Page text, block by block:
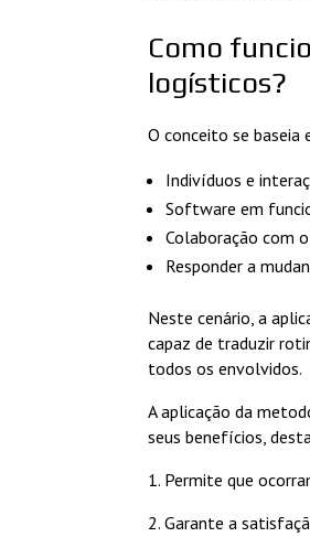
Como
logísticos?
O conceito se
Indivíduos e
Software em
Colaboração com
Responder a
Neste cenário, a
capaz de traduzir
todos os envolvidos.
A aplicação da
seus benefícios,
1. Permite que
2. Garante a